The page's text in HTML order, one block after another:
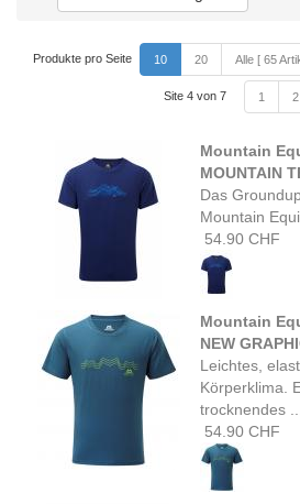
Produkte pro Seite 10 20 Alle [ 65
Site 4 von 7 1 2
Mountain
MOUNTAIN
Das
Mountain
54.90 CHF
Mountain
NEW
Leichtes,
Körperklima.
trocknendes ...
54.90 CHF